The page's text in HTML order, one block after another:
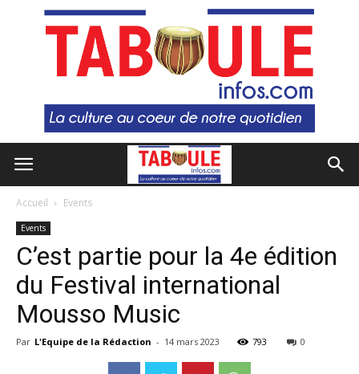
Accueil Events
Events
C’est partie pour la 4e édition
du Festival international
Mousso Music
Par L'Equipe de la Rédaction - 14 mars 2023 793 0